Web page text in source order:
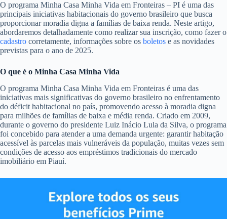
O programa Minha Casa Minha Vida em Fronteiras – PI é uma das
principais iniciativas habitacionais do governo brasileiro que busca
proporcionar moradia digna a famílias de baixa renda. Neste artigo,
abordaremos detalhadamente como realizar sua inscrição, como fazer o
cadastro corretamente, informações sobre os boletos e as novidades
previstas para o ano de 2025.
O que é o Minha Casa Minha Vida
O programa Minha Casa Minha Vida em Fronteiras é uma das
iniciativas mais significativas do governo brasileiro no enfrentamento
do déficit habitacional no país, promovendo acesso à moradia digna
para milhões de famílias de baixa e média renda. Criado em 2009,
durante o governo do presidente Luiz Inácio Lula da Silva, o programa
foi concebido para atender a uma demanda urgente: garantir habitação
acessível às parcelas mais vulneráveis da população, muitas vezes sem
condições de acesso aos empréstimos tradicionais do mercado
imobiliário em Piauí.